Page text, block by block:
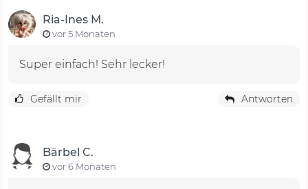
Ria-Ines M.
vor 5 Monaten
Super einfach! Sehr lecker!
Gefällt mir Antworten
Bärbel C.
vor 6 Monaten